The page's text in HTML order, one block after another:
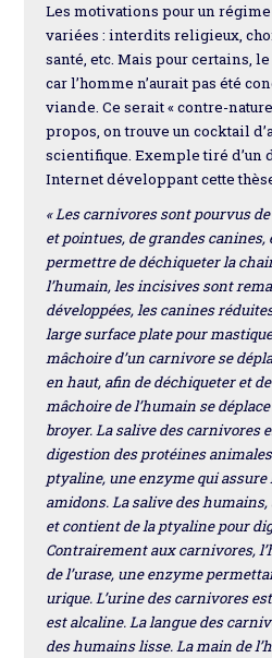
Les motivations pour un
variées : interdits religieux,
santé, etc. Mais pour certains,
car l’homme n’aurait pas été
viande. Ce serait « contre-
propos, on trouve un cocktail
scientifique. Exemple tiré d’un
Internet développant cette
« Les carnivores sont pourvus
et pointues, de grandes
permettre de déchiqueter la
l’humain, les incisives sont
développées, les canines
large surface plate pour
mâchoire d’un carnivore se
en haut, afin de déchiqueter et
mâchoire de l’humain se
broyer. La salive des carnivores
digestion des protéines
ptyaline, une enzyme qui assure
amidons. La salive des
et contient de la ptyaline pour
Contrairement aux carnivores,
de l’urase, une enzyme
urique. L’urine des carnivores
est alcaline. La langue des
des humains lisse. La main de